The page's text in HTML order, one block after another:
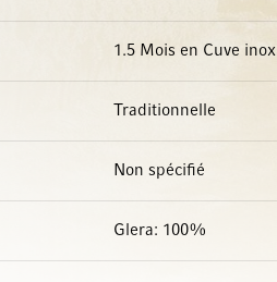
1.5 Mois en Cuve inox
Traditionnelle
Non spécifié
Glera: 100%